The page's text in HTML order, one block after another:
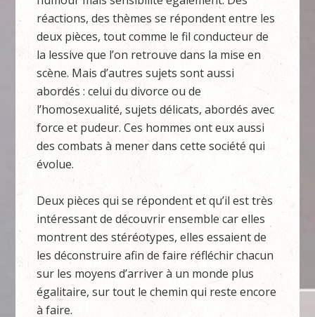
réactions, des thèmes se répondent entre les
deux pièces, tout comme le fil conducteur de
la lessive que l’on retrouve dans la mise en
scène. Mais d’autres sujets sont aussi
abordés : celui du divorce ou de
l’homosexualité, sujets délicats, abordés avec
force et pudeur. Ces hommes ont eux aussi
des combats à mener dans cette société qui
évolue.
Deux pièces qui se répondent et qu’il est très
intéressant de découvrir ensemble car elles
montrent des stéréotypes, elles essaient de
les déconstruire afin de faire réfléchir chacun
sur les moyens d’arriver à un monde plus
égalitaire, sur tout le chemin qui reste encore
à faire.